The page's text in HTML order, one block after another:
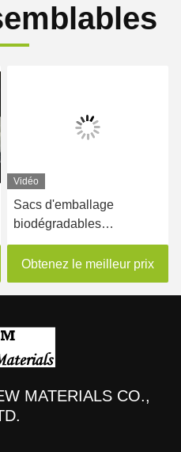
Vidéo
Sacs d'emballage
biodégradables
translucides solubles
dans l'eau
personnalisables
Obtenez le meilleur prix
MATERIALS CO.,